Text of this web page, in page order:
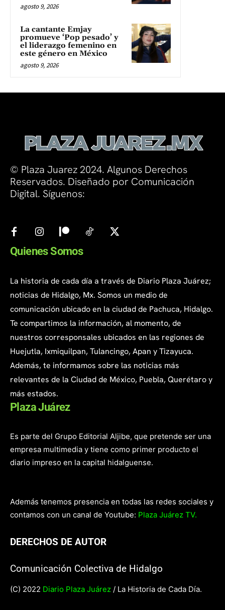
agosto 9, 2026
La cantante Emjay
promueve ‘Pop pesado’ y
el liderazgo femenino en
este género en México
agosto 9, 2026
© Plaza Juarez 2024. Algunos Derechos
Reservados. Diseñado por Comunicación
Digital. Síguenos:
Quienes Somos
La historia de cada día a través de Diario Plaza Juárez;
noticias de Hidalgo, Mx. Somos un medio de
comunicación ubicado en la ciudad de Pachuca, Hidalgo.
Te compartimos la información, al momento, de
nuestros corresponsales ubicados en las regiones de
Huejutla, Ixmiquilpan, Tulancingo, Apan y Tizayuca.
Además, te informamos sobre las noticias más
relevantes de la Ciudad de México, Puebla, Querétaro y
más estados.
Plaza Juárez
Es parte del Grupo Editorial Aljibe, que pretende ser una
empresa multimedia y tiene como primer producto el
diario impreso en la capital hidalguense.
Además tenemos presencia en todas las redes sociales y
contamos con un canal de Youtube: Plaza Juárez TV.
DERECHOS DE AUTOR
Comunicación Colectiva de Hidalgo
(C) 2022 Diario Plaza Juárez / La Historia de Cada Día.